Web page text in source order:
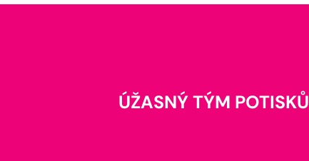
ÚŽASNÝ TÝM POTISKŮ